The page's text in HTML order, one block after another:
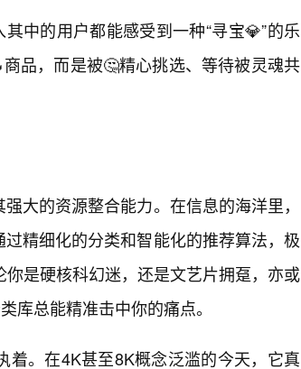
中的用户都能感受到一种“寻宝💎”的乐
品，而是被🤔精心挑选、等待被灵魂共
大的资源整合能力。在信息的海洋里，
精细化的分类和智能化的推荐算法，极
你是硬核科幻迷，还是文艺片拥趸，亦或
库总能精准击中你的痛点。
。在4K甚至8K概念泛滥的今天，它真